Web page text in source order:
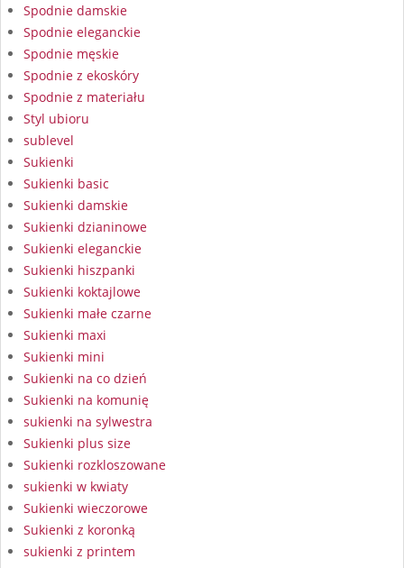
Spodnie damskie
Spodnie eleganckie
Spodnie męskie
Spodnie z ekoskóry
Spodnie z materiału
Styl ubioru
sublevel
Sukienki
Sukienki basic
Sukienki damskie
Sukienki dzianinowe
Sukienki eleganckie
Sukienki hiszpanki
Sukienki koktajlowe
Sukienki małe czarne
Sukienki maxi
Sukienki mini
Sukienki na co dzień
Sukienki na komunię
sukienki na sylwestra
Sukienki plus size
Sukienki rozkloszowane
sukienki w kwiaty
Sukienki wieczorowe
Sukienki z koronką
sukienki z printem